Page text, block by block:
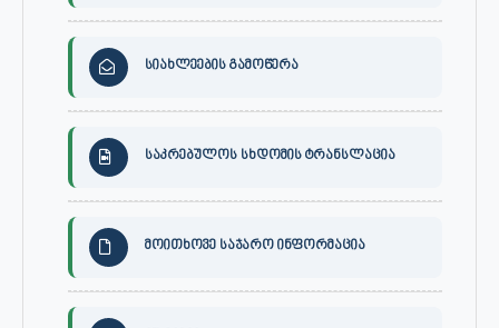
სიახლეების გამოწერა
საკრებულოს სხდომის ტრანსლაცია
მოითხოვე საჯარო ინფორმაცია